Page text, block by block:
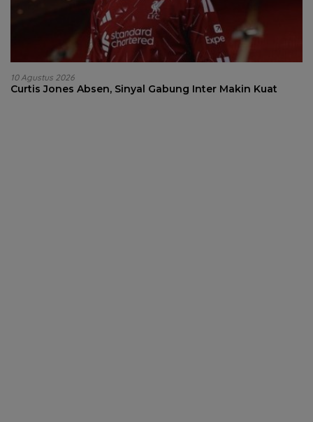
10 Agustus 2026
Curtis Jones Absen, Sinyal Gabung Inter Makin Kuat